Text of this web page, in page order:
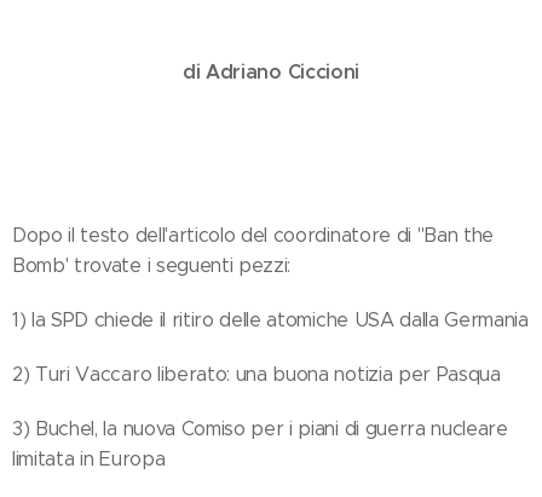
di Adriano Ciccioni
Dopo il testo dell'articolo del coordinatore di "Ban the
Bomb' trovate i seguenti pezzi:
1) la SPD chiede il ritiro delle atomiche USA dalla Germania
2) Turi Vaccaro liberato: una buona notizia per Pasqua
3) Buchel, la nuova Comiso per i piani di guerra nucleare
limitata in Europa